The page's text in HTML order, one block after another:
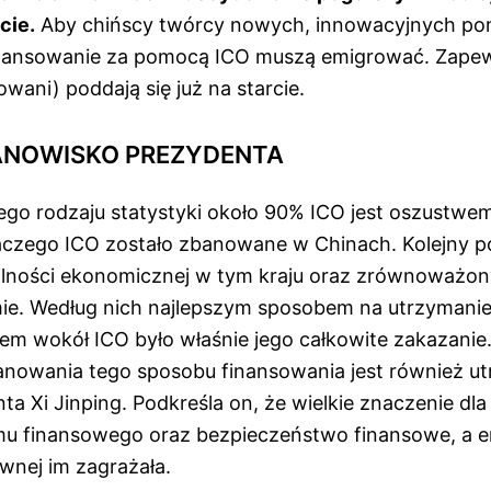
Aby chińscy twórcy nowych, innowacyjnych
za pomocą ICO muszą emigrować.
poddają się już na starcie.
PREZYDENTA
rodzaju statystyki około 90% ICO jest
ICO zostało zbanowane w Chinach. Kolejny
ekonomicznej w tym kraju oraz
Według nich najlepszym sposobem na
wokół ICO było właśnie jego całkowite
tego sposobu finansowania jest również
Xi Jinping. Podkreśla on, że wielkie znaczenie dla
finansowego oraz bezpieczeństwo finansowe, a
im zagrażała.